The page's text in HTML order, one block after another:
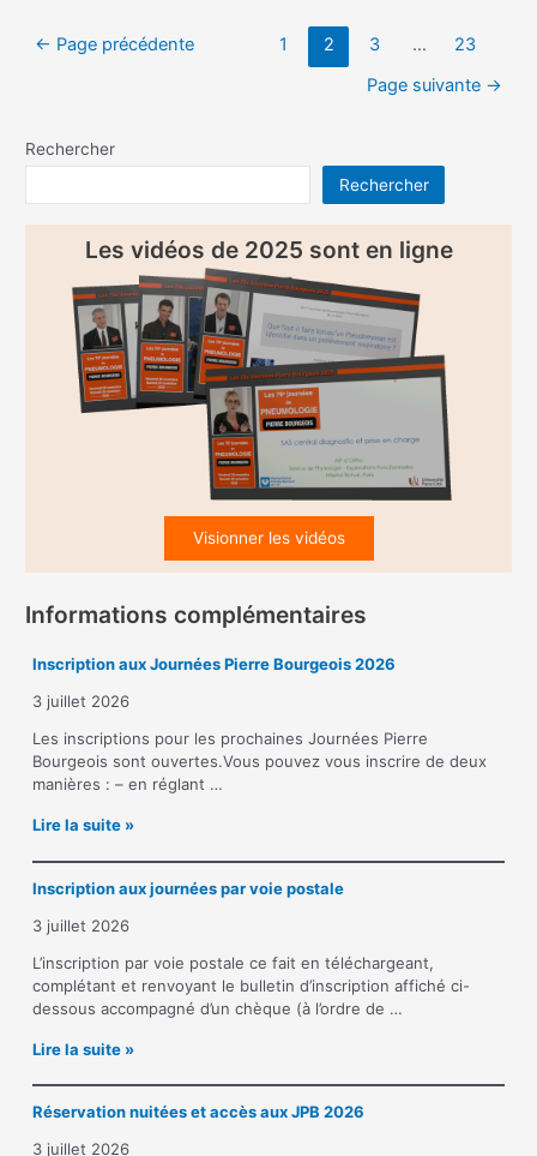
Pagination
← Page précédente 1 2 3 …
23
Page suivante →
Rechercher
Rechercher
Les vidéos de 2025 sont en ligne
Visionner les vidéos
Informations complémentaires
Inscription aux Journées Pierre Bourgeois 2026
3 juillet 2026
Les inscriptions pour les prochaines Journées Pierre
Bourgeois sont ouvertes.Vous pouvez vous inscrire de deux
manières : – en réglant …
I
s
c
i
p
t
i
n
x
J
Lire la suite »
Inscription aux journées par voie postale
3 juillet 2026
L’inscription par voie postale ce fait en téléchargeant,
complétant et renvoyant le bulletin d’inscription affiché ci-
dessous accompagné d’un chèque (à l’ordre de …
I
c
r
Lire la suite »
Réservation nuitées et accès aux JPB 2026
3 juillet 2026